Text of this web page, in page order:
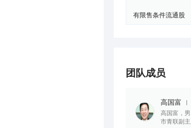
有限售条件流通股
团队成员
高国富
高国富，
市青联副